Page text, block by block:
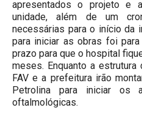
apresentados o projeto e
unidade, além de um
necessárias para o início da
para iniciar as obras foi
prazo para que o hospital
meses. Enquanto a
FAV e a prefeitura irão
Petrolina para iniciar os
oftalmológicas.